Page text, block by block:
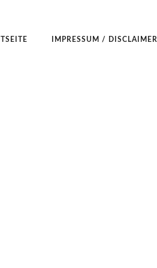
IMPRESSUM / DISCLAIMER